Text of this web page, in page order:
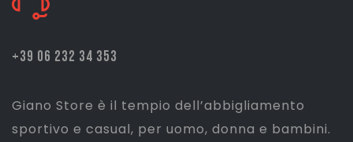
+39 06 232 34 353
Giano Store è il tempio dell’abbigliamento
sportivo e casual, per uomo, donna e bambini.